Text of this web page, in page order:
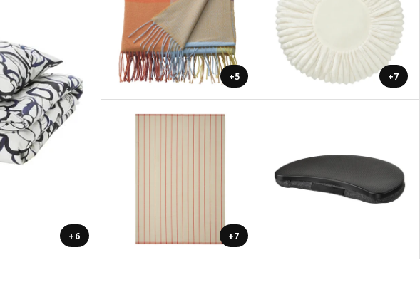
+6
+5 +7
+7